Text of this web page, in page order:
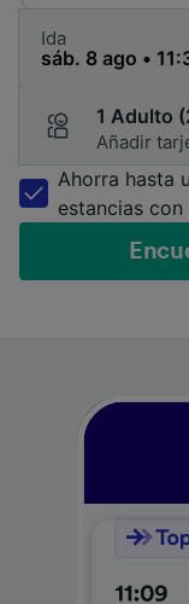
Ida
1 Adulto
Añadir
Ahorra hasta
estancias con